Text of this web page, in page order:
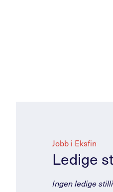
Jobb i Eksfin
Ledige
Ingen ledige